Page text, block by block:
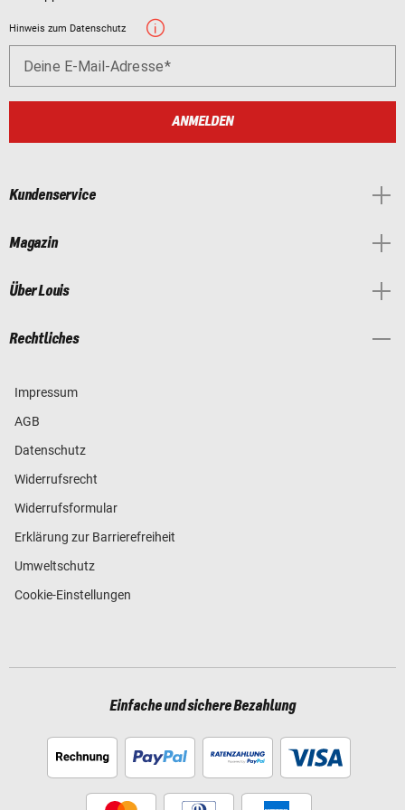
Hinweis zum Datenschutz
Deine E-Mail-Adresse
ANMELDEN
Kundenservice
Magazin
Über Louis
Rechtliches
Impressum
AGB
Datenschutz
Widerrufsrecht
Widerrufsformular
Erklärung zur Barrierefreiheit
Umweltschutz
Cookie-Einstellungen
Einfache und sichere Bezahlung